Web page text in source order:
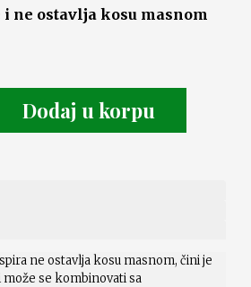
i ne ostavlja kosu masnom
Dodaj u korpu
ne ostavlja kosu masnom, čini je
se kombinovati sa